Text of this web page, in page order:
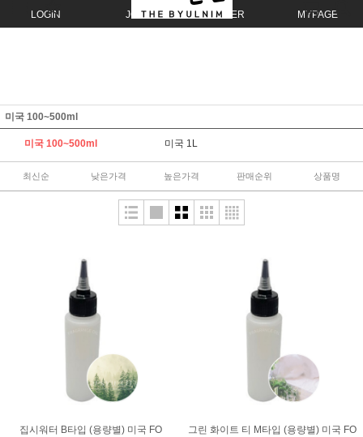
LOGIN JOIN ORDER MYPAGE
미국 100~500ml
미국 100~500ml 미국 1L
최신순 낮은가격 높은가격 판매순위 상품명
집시워터 B타입 (용량별) 미국 FO
그린 화이트 티 M타입 (용량별) 미국 FO